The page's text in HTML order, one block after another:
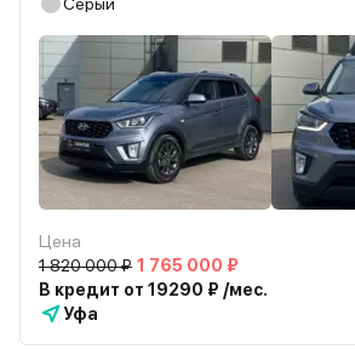
Цена
1 820 000 ₽ 1 765 000 ₽
В кредит от 19290 ₽ /мес.
Уфа